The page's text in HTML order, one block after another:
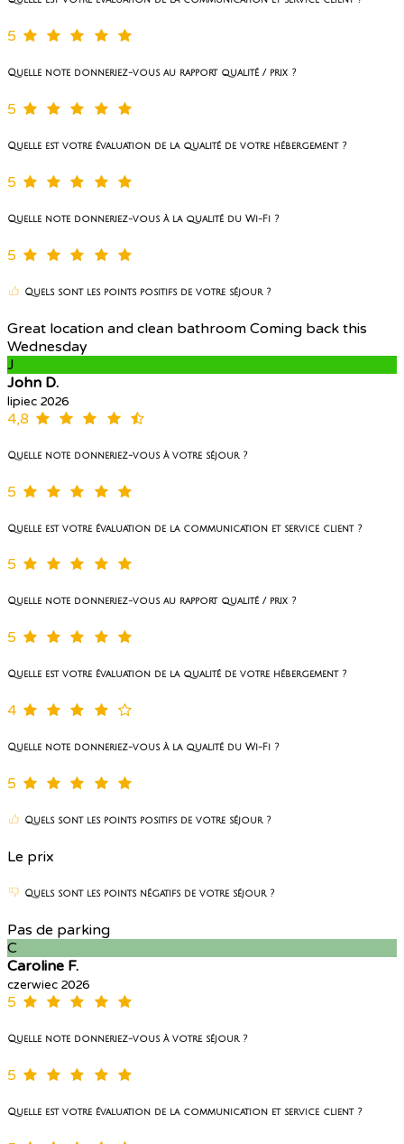
5
Quelle note donneriez-vous au rapport qualité / prix ?
5
Quelle est votre évaluation de la qualité de votre hébergement ?
5
Quelle note donneriez-vous à la qualité du Wi-Fi ?
5
Quels sont les points positifs de votre séjour ?
Great location and clean bathroom Coming back this
Wednesday
J
John D.
lipiec 2026
4,8
Quelle note donneriez-vous à votre séjour ?
5
Quelle est votre évaluation de la communication et service client ?
5
Quelle note donneriez-vous au rapport qualité / prix ?
5
Quelle est votre évaluation de la qualité de votre hébergement ?
4
Quelle note donneriez-vous à la qualité du Wi-Fi ?
5
Quels sont les points positifs de votre séjour ?
Le prix
Quels sont les points négatifs de votre séjour ?
Pas de parking
C
Caroline F.
czerwiec 2026
5
Quelle note donneriez-vous à votre séjour ?
5
Quelle est votre évaluation de la communication et service client ?